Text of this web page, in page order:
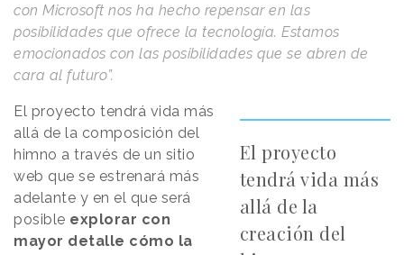
con Microsoft nos ha hecho repensar en las
posibilidades que ofrece la tecnología. Estamos
emocionados con las posibilidades que se abren de
cara al futuro”.
El proyecto
tendrá vida más
allá de la
creación del
El proyecto tendrá vida más
allá de la composición del
himno a través de un sitio
web que se estrenará más
adelante y en el que será
posible explorar con
mayor detalle cómo la